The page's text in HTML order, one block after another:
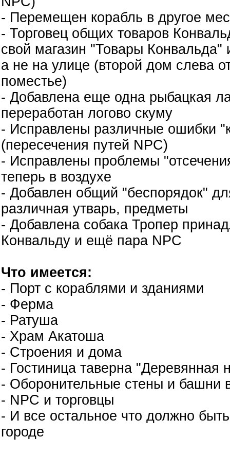
- Перемещен корабль в другое
- Торговец общих товаров
свой магазин "Товары Конвальда"
а не на улице (второй дом слева
поместье)
- Добавлена еще одна рыбацкая
переработан логово скуму
- Исправлены различные ошибки
(пересечения путей NPC)
- Исправлены проблемы
теперь в воздухе
- Добавлен общий "беспорядок"
различная утварь, предметы
- Добавлена собака Тропер
Конвальду и ещё пара NPC
Что имеется:
- Порт с кораблями и зданиями
- Ферма
- Ратуша
- Храм Акатоша
- Строения и дома
- Гостиница таверна "Деревянная
- Оборонительные стены и башни
- NPC и торговцы
- И все остальное что должно
городе